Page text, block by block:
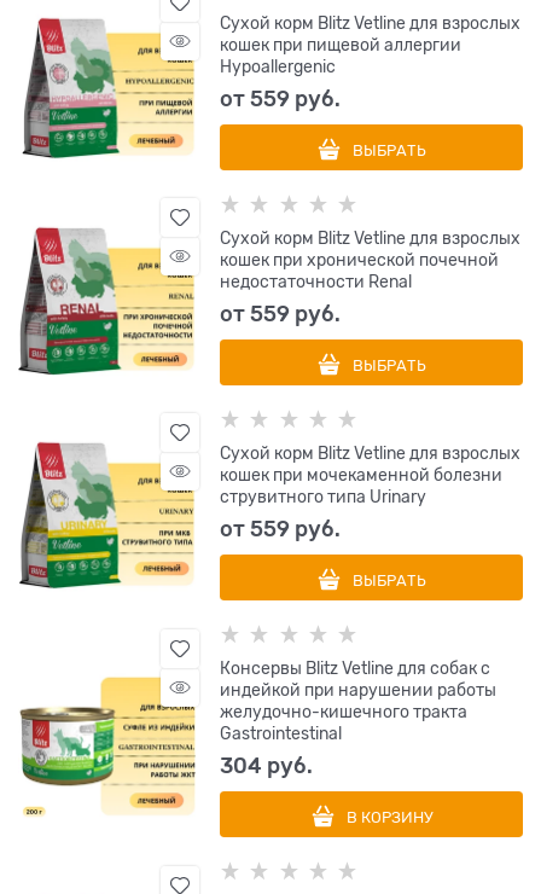
Сухой корм Blitz Vetline для взрослых
кошек при пищевой аллергии
Hypoallergenic
от559 руб.
ВЫБРАТЬ
Сухой корм Blitz Vetline для взрослых
кошек при хронической почечной
недостаточности Renal
от559 руб.
ВЫБРАТЬ
Сухой корм Blitz Vetline для взрослых
кошек при мочекаменной болезни
струвитного типа Urinary
от559 руб.
ВЫБРАТЬ
Консервы Blitz Vetline для собак с
индейкой при нарушении работы
желудочно-кишечного тракта
Gastrointestinal
304 руб.
В КОРЗИНУ